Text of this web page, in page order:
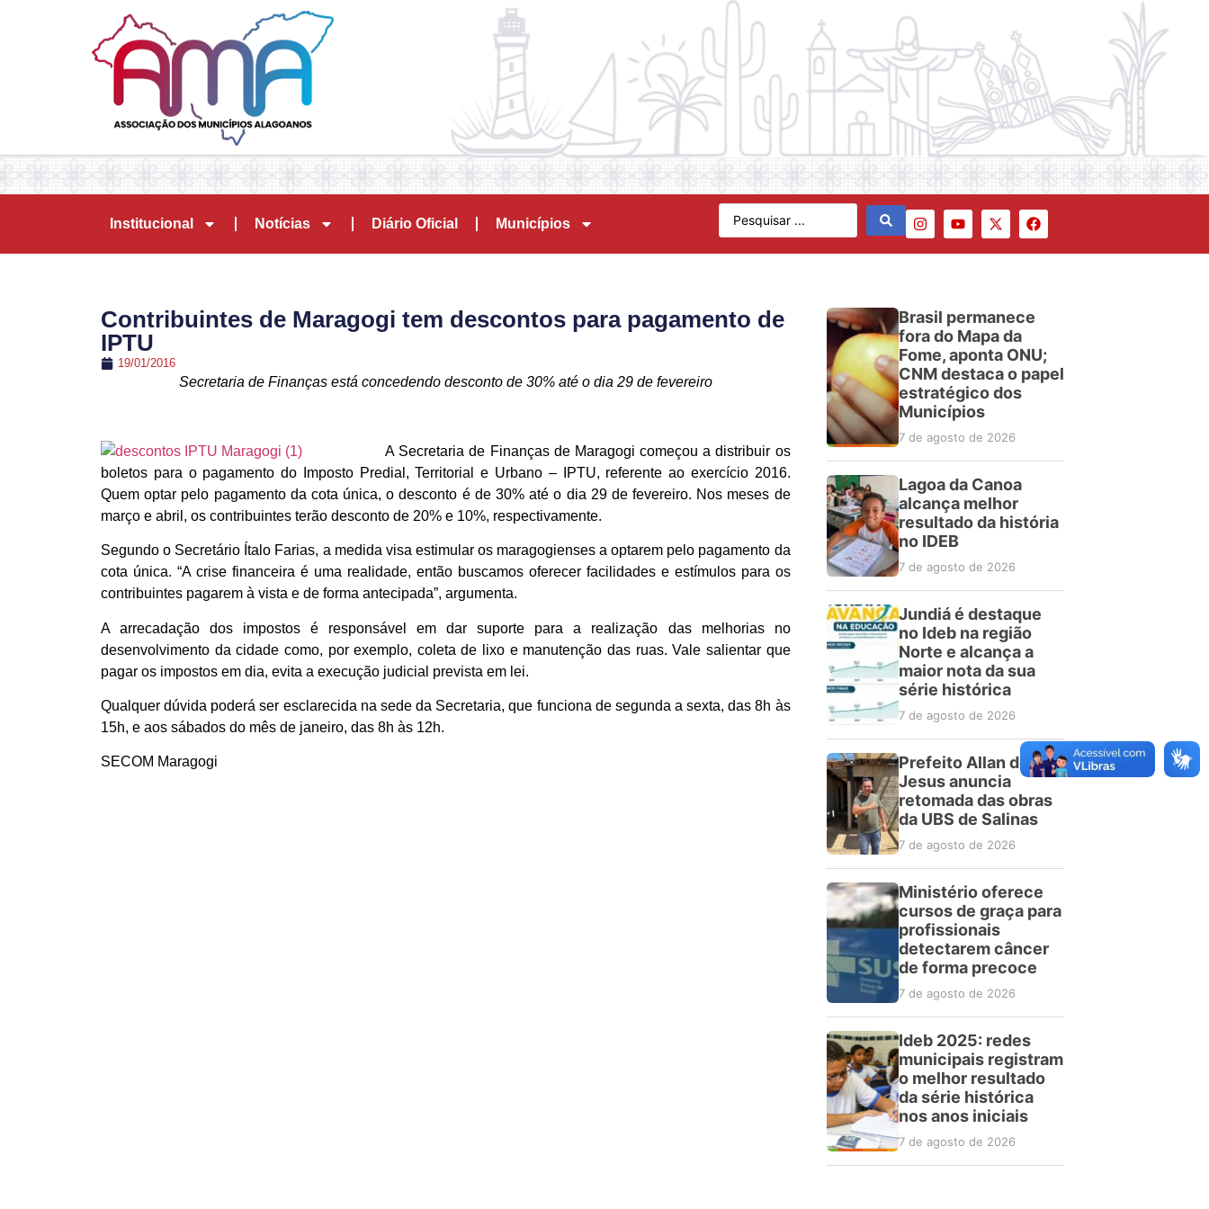
Institucional Notícias Diário Oficial Municípios
Contribuintes de Maragogi tem descontos para pagamento de
IPTU
19/01/2016
Secretaria de Finanças está concedendo desconto de 30% até o dia 29 de fevereiro
A Secretaria de Finanças de Maragogi começou a distribuir os
boletos para o pagamento do Imposto Predial, Territorial e Urbano – IPTU, referente ao exercício 2016.
Quem optar pelo pagamento da cota única, o desconto é de 30% até o dia 29 de fevereiro. Nos meses de
março e abril, os contribuintes terão desconto de 20% e 10%, respectivamente.
Segundo o Secretário Ítalo Farias, a medida visa estimular os maragogienses a optarem pelo pagamento da
cota única. “A crise financeira é uma realidade, então buscamos oferecer facilidades e estímulos para os
contribuintes pagarem à vista e de forma antecipada”, argumenta.
A arrecadação dos impostos é responsável em dar suporte para a realização das melhorias no
desenvolvimento da cidade como, por exemplo, coleta de lixo e manutenção das ruas. Vale salientar que
pagar os impostos em dia, evita a execução judicial prevista em lei.
Qualquer dúvida poderá ser esclarecida na sede da Secretaria, que funciona de segunda a sexta, das 8h às
15h, e aos sábados do mês de janeiro, das 8h às 12h.
SECOM Maragogi
Brasil permanece
fora do Mapa da
Fome, aponta ONU;
CNM destaca o papel
estratégico dos
Municípios
7 de agosto de 2026
Lagoa da Canoa
alcança melhor
resultado da história
no IDEB
7 de agosto de 2026
Jundiá é destaque
no Ideb na região
Norte e alcança a
maior nota da sua
série histórica
7 de agosto de 2026
Prefeito Allan de
Jesus anuncia
retomada das obras
da UBS de Salinas
7 de agosto de 2026
Ministério oferece
cursos de graça para
profissionais
detectarem câncer
de forma precoce
7 de agosto de 2026
Ideb 2025: redes
municipais registram
o melhor resultado
da série histórica
nos anos iniciais
7 de agosto de 2026